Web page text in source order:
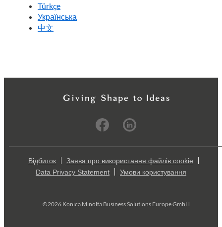
Türkçe
Українська
中文
Відбиток
Заява про використання файлів cookie
Data Privacy Statement
Умови користування
©2026 Konica Minolta Business Solutions Europe GmbH